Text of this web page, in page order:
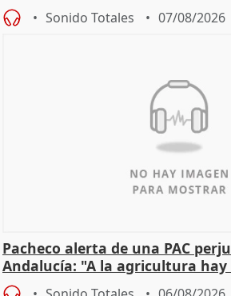
Sonido Totales 07/08/2026
Pacheco alerta de una PAC
Andalucía: "A la agricultura